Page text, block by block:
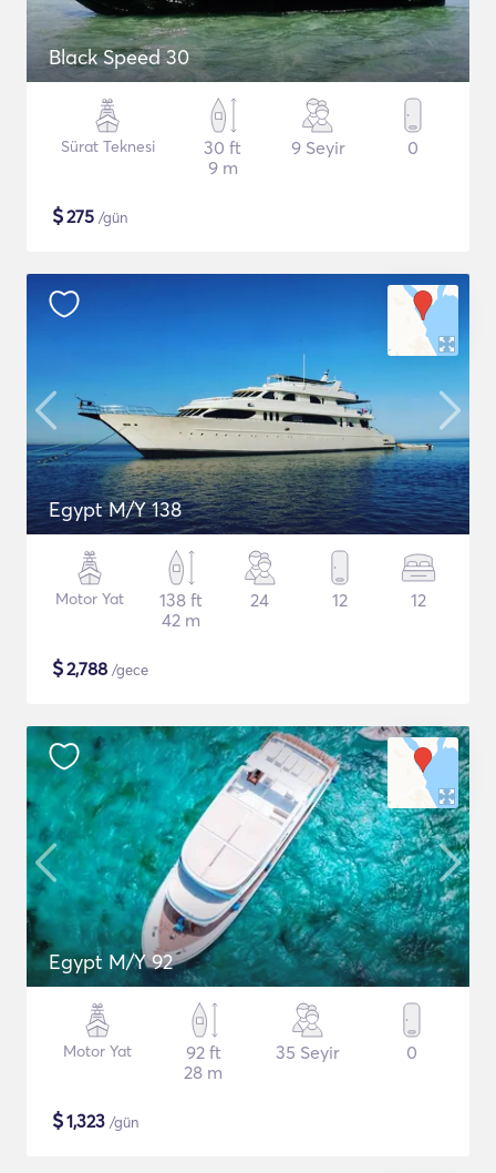
Black Speed 30
Sürat Teknesi
30 ft
9 m
9 Seyir 0
$275 /gün
Egypt M/Y 138
Motor Yat
138 ft
42 m
24 12 12
$2,788 /gece
Egypt M/Y 92
Motor Yat
92 ft
28 m
35 Seyir 0
$1,323 /gün